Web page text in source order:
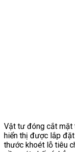
Vật tư đóng cắt mặt
hiển thị được lắp
thước khoét lỗ tiêu